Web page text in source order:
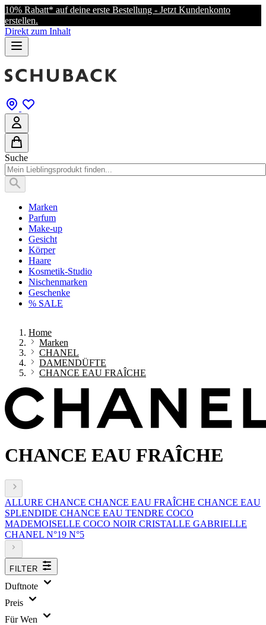
10% Rabatt* auf deine erste Bestellung - Jetzt Kundenkonto
erstellen.
Direkt zum Inhalt
Suche
Marken
Parfum
Make-up
Gesicht
Körper
Haare
Kosmetik-Studio
Nischenmarken
Geschenke
% SALE
Home
Marken
CHANEL
DAMENDÜFTE
CHANCE EAU FRAÎCHE
CHANCE EAU FRAÎCHE
ALLURE CHANCE CHANCE EAU FRAÎCHE CHANCE EAU
SPLENDIDE CHANCE EAU TENDRE COCO
MADEMOISELLE COCO NOIR CRISTALLE GABRIELLE
CHANEL N°19 N°5
FILTER
Duftnote
Preis
Für Wen